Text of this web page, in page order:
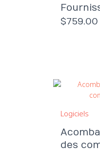
$759.00
Logiciels
des